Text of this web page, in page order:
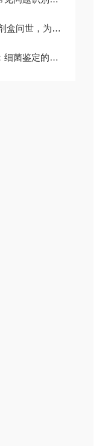
学研究注入强劲动力
定的革新之选